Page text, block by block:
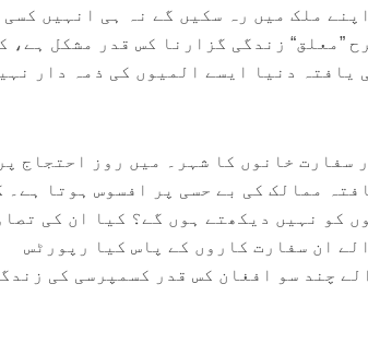
ملک میں رہ سکیں گے نہ ہی انہیں کسی
”معلق“ زندگی گزارنا کس قدر مشکل ہے،
یافتہ دنیا ایسے المیوں کی ذمہ دار
سفارت خانوں کا شہر۔ میں روز احتجاج
ممالک کی بے حسی پر افسوس ہوتا ہے۔
کو نہیں دیکھتے ہوں گے؟ کیا ان کی
ان سفارت کاروں کے پاس کیا رپورٹس
چند سو افغان کس قدر کسمپرسی کی